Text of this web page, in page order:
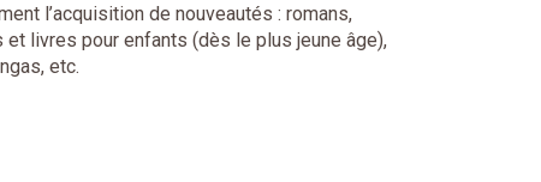
l’acquisition de nouveautés : romans,
et livres pour enfants (dès le plus jeune âge),
etc.